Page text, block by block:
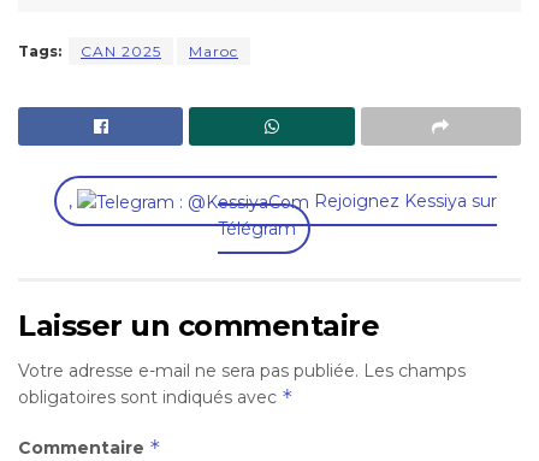
Tags: CAN 2025 Maroc
,
Rejoignez Kessiya sur
Télégram
Laisser un commentaire
Votre adresse e-mail ne sera pas publiée. Les champs
obligatoires sont indiqués avec *
Commentaire *